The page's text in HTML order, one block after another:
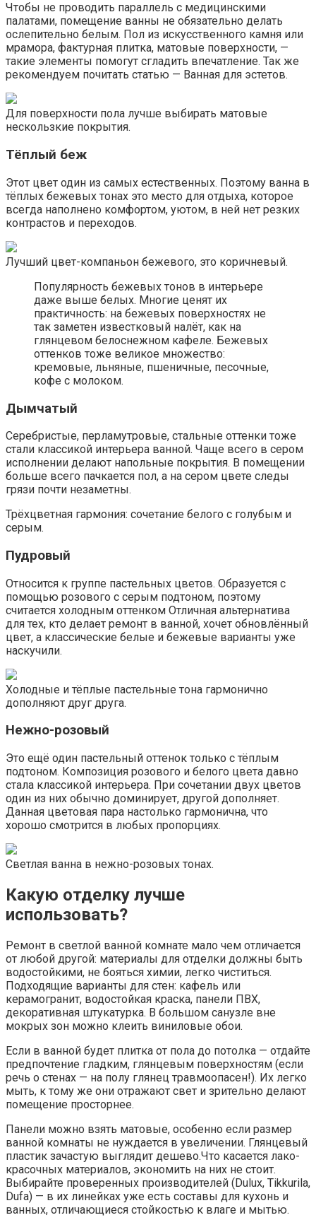
Чтобы не проводить параллель с медицинскими
палатами, помещение ванны не обязательно делать
ослепительно белым. Пол из искусственного камня или
мрамора, фактурная плитка, матовые поверхности, —
такие элементы помогут сгладить впечатление. Так же
рекомендуем почитать статью — Ванная для эстетов.
Для поверхности пола лучше выбирать матовые
нескользкие покрытия.
Тёплый беж
Этот цвет один из самых естественных. Поэтому ванна в
тёплых бежевых тонах это место для отдыха, которое
всегда наполнено комфортом, уютом, в ней нет резких
контрастов и переходов.
Лучший цвет-компаньон бежевого, это коричневый.
Популярность бежевых тонов в интерьере
даже выше белых. Многие ценят их
практичность: на бежевых поверхностях не
так заметен известковый налёт, как на
глянцевом белоснежном кафеле. Бежевых
оттенков тоже великое множество:
кремовые, льняные, пшеничные, песочные,
кофе с молоком.
Дымчатый
Серебристые, перламутровые, стальные оттенки тоже
стали классикой интерьера ванной. Чаще всего в сером
исполнении делают напольные покрытия. В помещении
больше всего пачкается пол, а на сером цвете следы
грязи почти незаметны.
Трёхцветная гармония: сочетание белого с голубым и
серым.
Пудровый
Относится к группе пастельных цветов. Образуется с
помощью розового с серым подтоном, поэтому
считается холодным оттенком Отличная альтернатива
для тех, кто делает ремонт в ванной, хочет обновлённый
цвет, а классические белые и бежевые варианты уже
наскучили.
Холодные и тёплые пастельные тона гармонично
дополняют друг друга.
Нежно-розовый
Это ещё один пастельный оттенок только с тёплым
подтоном. Композиция розового и белого цвета давно
стала классикой интерьера. При сочетании двух цветов
один из них обычно доминирует, другой дополняет.
Данная цветовая пара настолько гармонична, что
хорошо смотрится в любых пропорциях.
Светлая ванна в нежно-розовых тонах.
Какую отделку лучше
использовать?
Ремонт в светлой ванной комнате мало чем отличается
от любой другой: материалы для отделки должны быть
водостойкими, не бояться химии, легко чиститься.
Подходящие варианты для стен: кафель или
керамогранит, водостойкая краска, панели ПВХ,
декоративная штукатурка. В большом санузле вне
мокрых зон можно клеить виниловые обои.
Если в ванной будет плитка от пола до потолка — отдайте
предпочтение гладким, глянцевым поверхностям (если
речь о стенах — на полу глянец травмоопасен!). Их легко
мыть, к тому же они отражают свет и зрительно делают
помещение просторнее.
Панели можно взять матовые, особенно если размер
ванной комнаты не нуждается в увеличении. Глянцевый
пластик зачастую выглядит дешево.Что касается лако-
красочных материалов, экономить на них не стоит.
Выбирайте проверенных производителей (Dulux, Tikkurila,
Dufa) — в их линейках уже есть составы для кухонь и
ванных, отличающиеся стойкостью к влаге и мытью.